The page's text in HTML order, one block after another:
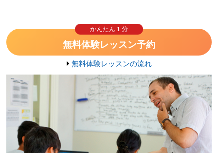
かんたん１分
無料体験レッスン予約
無料体験レッスンの流れ